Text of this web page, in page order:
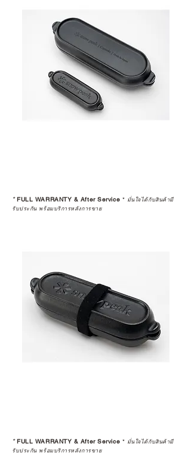
*FULL WARRANTY & After Service * มั่นใจได้กับสินค้ามี
รับประกัน พร้อมบริการหลังการขาย
*FULL WARRANTY & After Service * มั่นใจได้กับสินค้ามี
รับประกัน พร้อมบริการหลังการขาย